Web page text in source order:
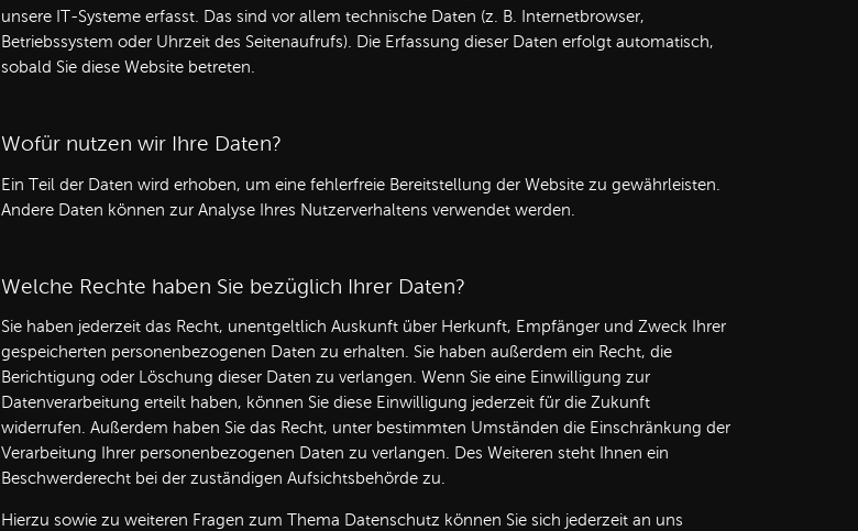
unsere IT-Systeme erfasst. Das sind vor allem technische Daten (z. B. Internetbrowser,
Betriebssystem oder Uhrzeit des Seitenaufrufs). Die Erfassung dieser Daten erfolgt automatisch,
sobald Sie diese Website betreten.
Wofür nutzen wir Ihre Daten?
Ein Teil der Daten wird erhoben, um eine fehlerfreie Bereitstellung der Website zu gewährleisten.
Andere Daten können zur Analyse Ihres Nutzerverhaltens verwendet werden.
Welche Rechte haben Sie bezüglich Ihrer Daten?
Sie haben jederzeit das Recht, unentgeltlich Auskunft über Herkunft, Empfänger und Zweck Ihrer
gespeicherten personenbezogenen Daten zu erhalten. Sie haben außerdem ein Recht, die
Berichtigung oder Löschung dieser Daten zu verlangen. Wenn Sie eine Einwilligung zur
Datenverarbeitung erteilt haben, können Sie diese Einwilligung jederzeit für die Zukunft
widerrufen. Außerdem haben Sie das Recht, unter bestimmten Umständen die Einschränkung der
Verarbeitung Ihrer personenbezogenen Daten zu verlangen. Des Weiteren steht Ihnen ein
Beschwerderecht bei der zuständigen Aufsichtsbehörde zu.
Hierzu sowie zu weiteren Fragen zum Thema Datenschutz können Sie sich jederzeit an uns